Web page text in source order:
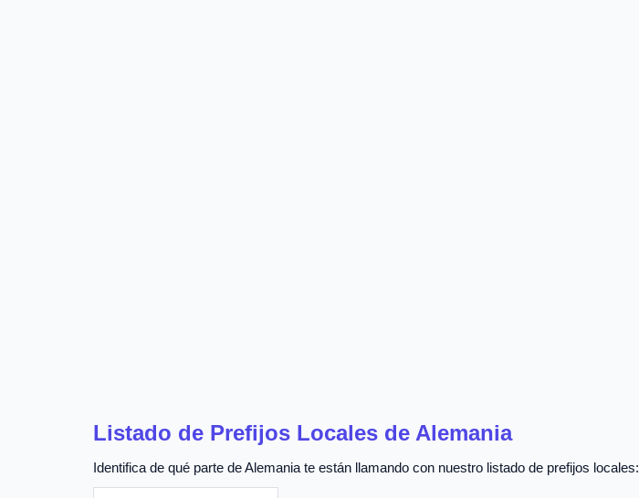
Listado de Prefijos Locales de Alemania
Identifica de qué parte de Alemania te están llamando con nuestro listado de prefijos locales: